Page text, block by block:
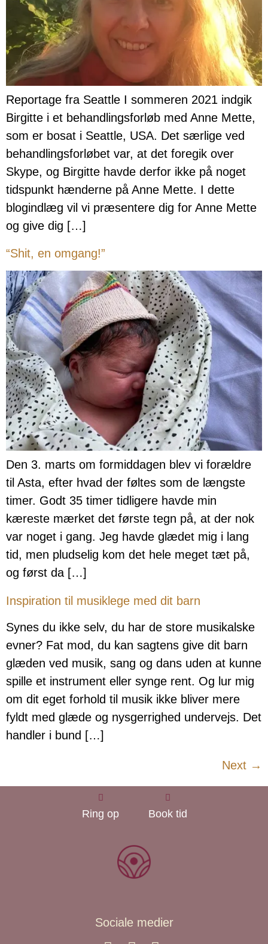
Reportage fra Seattle I sommeren 2021 indgik
Birgitte i et behandlingsforløb med Anne Mette,
som er bosat i Seattle, USA. Det særlige ved
behandlingsforløbet var, at det foregik over
Skype, og Birgitte havde derfor ikke på noget
tidspunkt hænderne på Anne Mette. I dette
blogindlæg vil vi præsentere dig for Anne Mette
og give dig […]
“Shit, en omgang!”
Den 3. marts om formiddagen blev vi forældre
til Asta, efter hvad der føltes som de længste
timer. Godt 35 timer tidligere havde min
kæreste mærket det første tegn på, at der nok
var noget i gang. Jeg havde glædet mig i lang
tid, men pludselig kom det hele meget tæt på,
og først da […]
Inspiration til musiklege med dit barn
Synes du ikke selv, du har de store musikalske
evner? Fat mod, du kan sagtens give dit barn
glæden ved musik, sang og dans uden at kunne
spille et instrument eller synge rent. Og lur mig
om dit eget forhold til musik ikke bliver mere
fyldt med glæde og nysgerrighed undervejs. Det
handler i bund […]
Next →
Ring op Book tid
Sociale medier